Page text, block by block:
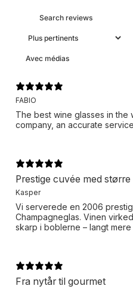
Avec médias
FABIO
The best wine glasses in the
company, an accurate
Prestige cuvée med større
Kasper
Vi serverede en 2006
Champagneglas. Vinen
skarp i boblerne – langt
Fra nytår til gourmet